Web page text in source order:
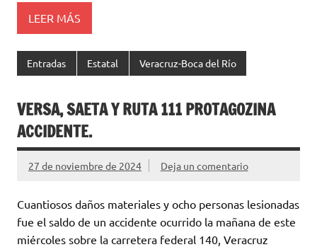
LEER MÁS
Entradas Estatal Veracruz-Boca del Río
VERSA, SAETA Y RUTA 111 PROTAGOZINA
ACCIDENTE.
27 de noviembre de 2024 Deja un comentario
Cuantiosos daños materiales y ocho personas lesionadas
fue el saldo de un accidente ocurrido la mañana de este
miércoles sobre la carretera federal 140, Veracruz